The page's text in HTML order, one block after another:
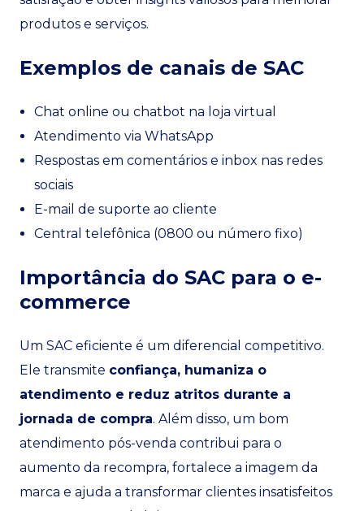
produtos e serviços.
Exemplos de canais de SAC
Chat online ou chatbot na loja virtual
Atendimento via WhatsApp
Respostas em comentários e inbox nas redes
sociais
E-mail de suporte ao cliente
Central telefônica (0800 ou número fixo)
Importância do SAC para o e-
commerce
Um SAC eficiente é um diferencial competitivo.
Ele transmite confiança, humaniza o
atendimento e reduz atritos durante a
jornada de compra. Além disso, um bom
atendimento pós-venda contribui para o
aumento da recompra, fortalece a imagem da
marca e ajuda a transformar clientes insatisfeitos